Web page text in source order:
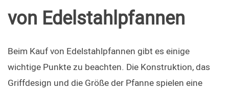
von Edelstahlpfannen
Beim Kauf von Edelstahlpfannen gibt es einige
wichtige Punkte zu beachten. Die Konstruktion, das
Griffdesign und die Größe der Pfanne spielen eine